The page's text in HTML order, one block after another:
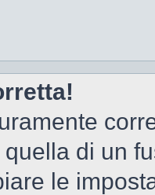
di un
le